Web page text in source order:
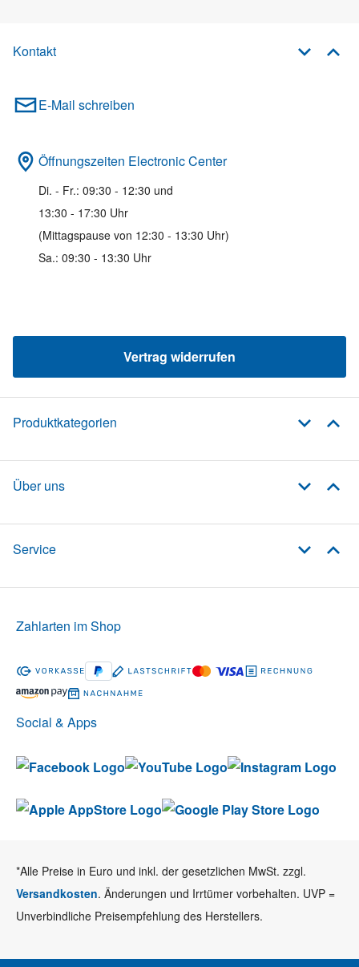
Kontakt
E-Mail schreiben
Öffnungszeiten Electronic Center
Di. - Fr.: 09:30 - 12:30 und
13:30 - 17:30 Uhr
(Mittagspause von 12:30 - 13:30 Uhr)
Sa.: 09:30 - 13:30 Uhr
Vertrag widerrufen
Produktkategorien
Über uns
Service
Social & Apps
Zahlarten im Shop
*Alle Preise in Euro und inkl. der gesetzlichen MwSt. zzgl.
Versandkosten. Änderungen und Irrtümer vorbehalten. UVP =
Unverbindliche Preisempfehlung des Herstellers.